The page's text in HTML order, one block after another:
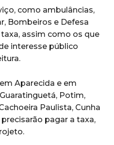
como ambulâncias,
Bombeiros e Defesa
assim como os que
interesse público
Aparecida e em
Potim,
Paulista, Cunha
pagar a taxa,